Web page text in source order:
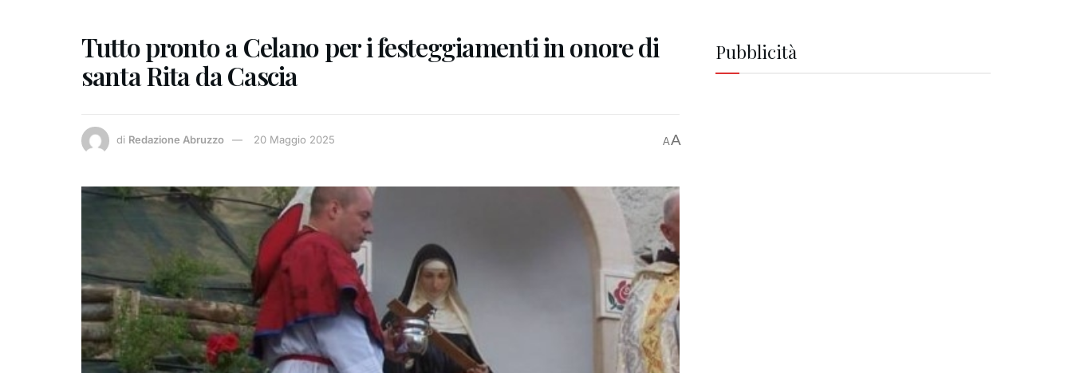
Tutto pronto a Celano per i festeggiamenti in onore di
santa Rita da Cascia
di Redazione Abruzzo 20 Maggio 2025 AA
Pubblicità